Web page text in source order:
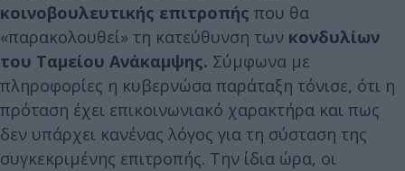
κοινοβουλευτικής επιτροπής που θα
«παρακολουθεί» τη κατεύθυνση των κονδυλίων
του Ταμείου Ανάκαμψης. Σύμφωνα με
πληροφορίες η κυβερνώσα παράταξη τόνισε, ότι η
πρόταση έχει επικοινωνιακό χαρακτήρα και πως
δεν υπάρχει κανένας λόγος για τη σύσταση της
συγκεκριμένης επιτροπής. Την ίδια ώρα, οι